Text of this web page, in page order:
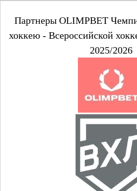
Партнеры OLIMPBET
хоккею - Всероссийской
2025/2026